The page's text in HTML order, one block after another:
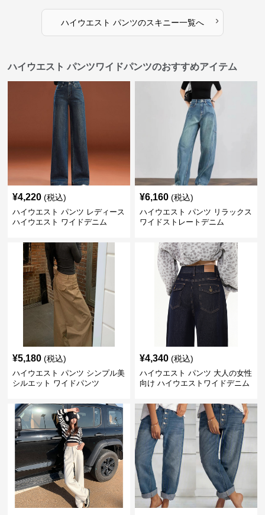
ハイウエスト パンツのスキニー一覧へ ›
ハイウエスト パンツワイドパンツのおすすめアイテム
¥4,220 (税込)
ハイウエスト パンツ レディース
ハイウエスト ワイドデニム
¥6,160 (税込)
ハイウエスト パンツ リラックス
ワイドストレートデニム
¥5,180 (税込)
ハイウエスト パンツ シンプル美
シルエット ワイドパンツ
¥4,340 (税込)
ハイウエスト パンツ 大人の女性
向け ハイウエストワイドデニム